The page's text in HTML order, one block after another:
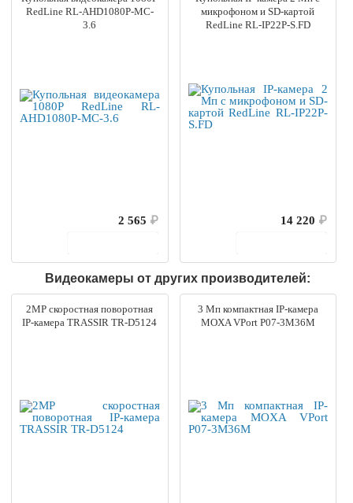
RedLine RL-AHD1080P-MC-
3.6
2 565 ₽
микрофоном и SD-картой
RedLine RL-IP22P-S.FD
14 220 ₽
Видеокамеры от других производителей:
2MP скоростная поворотная
IP-камера TRASSIR TR-D5124
3 Мп компактная IP-камера
MOXA VPort P07-3M36M